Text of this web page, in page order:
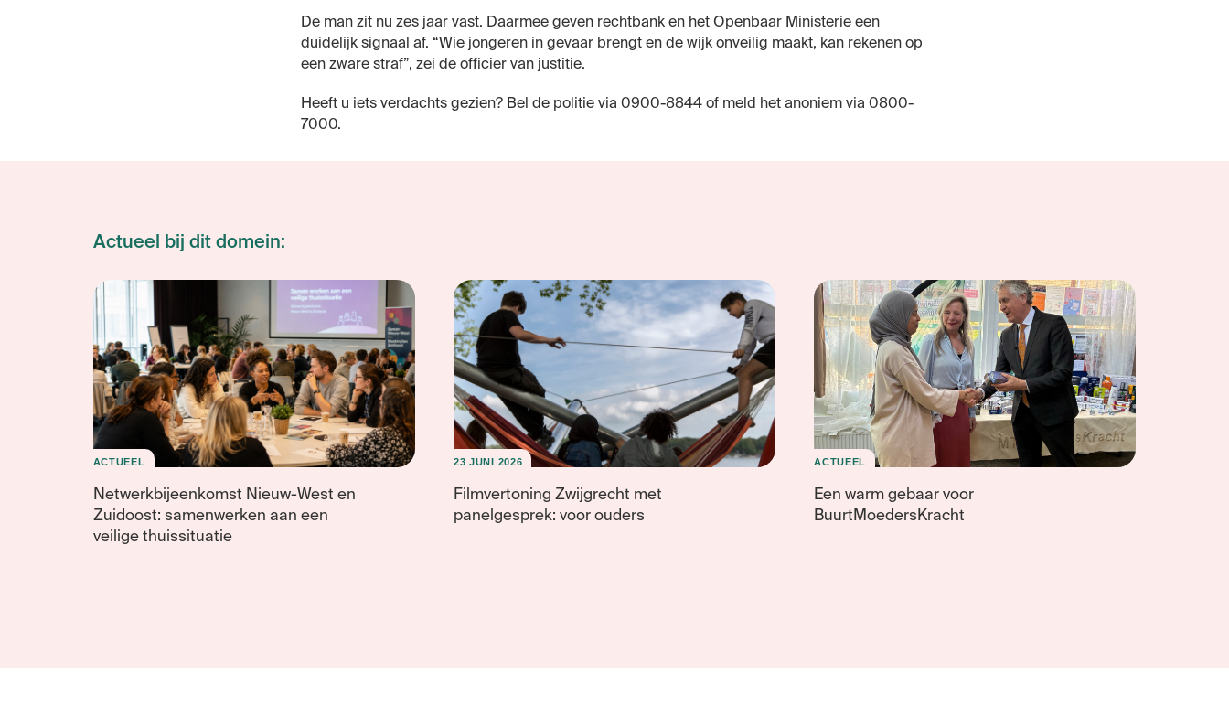
De man zit nu zes jaar vast. Daarmee geven rechtbank en het Openbaar Ministerie een
duidelijk signaal af. “Wie jongeren in gevaar brengt en de wijk onveilig maakt, kan rekenen op
een zware straf”, zei de officier van justitie.
Heeft u iets verdachts gezien? Bel de politie via 0900-8844 of meld het anoniem via 0800-
7000.
Actueel bij dit domein:
ACTUEEL
Netwerkbijeenkomst Nieuw-West en
Zuidoost: samenwerken aan een
veilige thuissituatie
23 JUNI 2026
Filmvertoning Zwijgrecht met
panelgesprek: voor ouders
ACTUEEL
Een warm gebaar voor
BuurtMoedersKracht